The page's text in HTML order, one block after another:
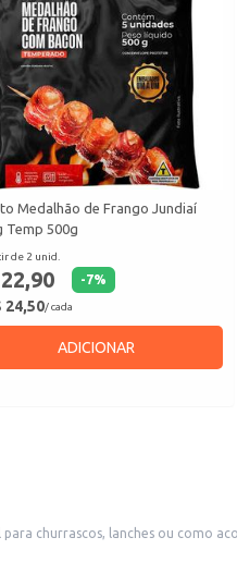
Medalhão de Frango Jundiaí
Temp 500g
de 2 unid.
-7%
24,50/ cada
ADICIONAR
churrascos, lanches ou como